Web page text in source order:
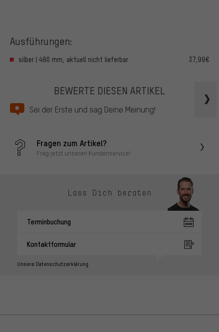
Ausführungen:
silber | 480 mm, aktuell nicht lieferbar 37,99€
BEWERTE DIESEN ARTIKEL
Sei der Erste und sag Deine Meinung!
Fragen zum Artikel?
Frag jetzt unseren Kundenservice!
Lass Dich beraten
Terminbuchung
Kontaktformular
Unsere Datenschutzerklärung